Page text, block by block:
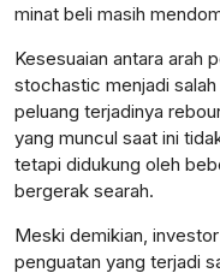
minat beli masih
Kesesuaian antara arah
stochastic menjadi
peluang terjadinya
yang muncul saat ini
tetapi didukung oleh
bergerak searah.
Meski demikian,
penguatan yang terjadi